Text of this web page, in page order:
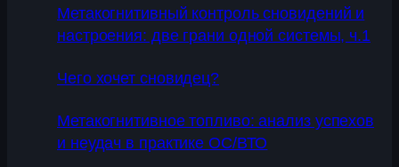
Метакогнитивный контроль сновидений и
настроения: две грани одной системы, ч.1
Чего хочет сновидец?
Метакогнитивное топливо: анализ успехов
и неудач в практике ОС/ВТО